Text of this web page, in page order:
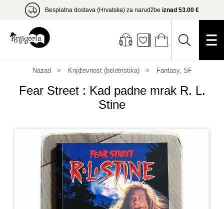
Besplatna dostava (Hrvatska) za narudžbe iznad 53.00 €
Nazad Književnost (beletristika) Fantasy, SF
Fear Street : Kad padne mrak R. L.
Stine